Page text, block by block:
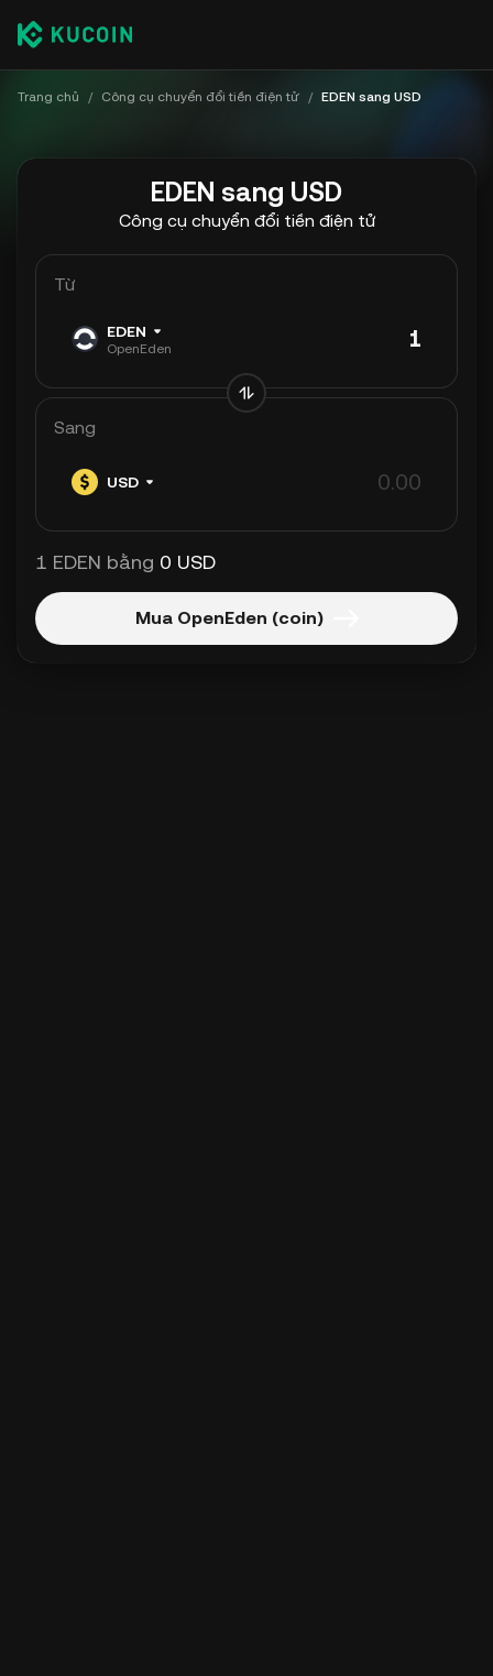
Trang chủ / Công cụ chuyển đổi tiền điện tử / EDEN sang USD
EDEN sang USD
Công cụ chuyển đổi tiền điện tử
Từ
EDEN
OpenEden
Sang
USD
1 EDEN bằng 0 USD
Mua OpenEden (coin)